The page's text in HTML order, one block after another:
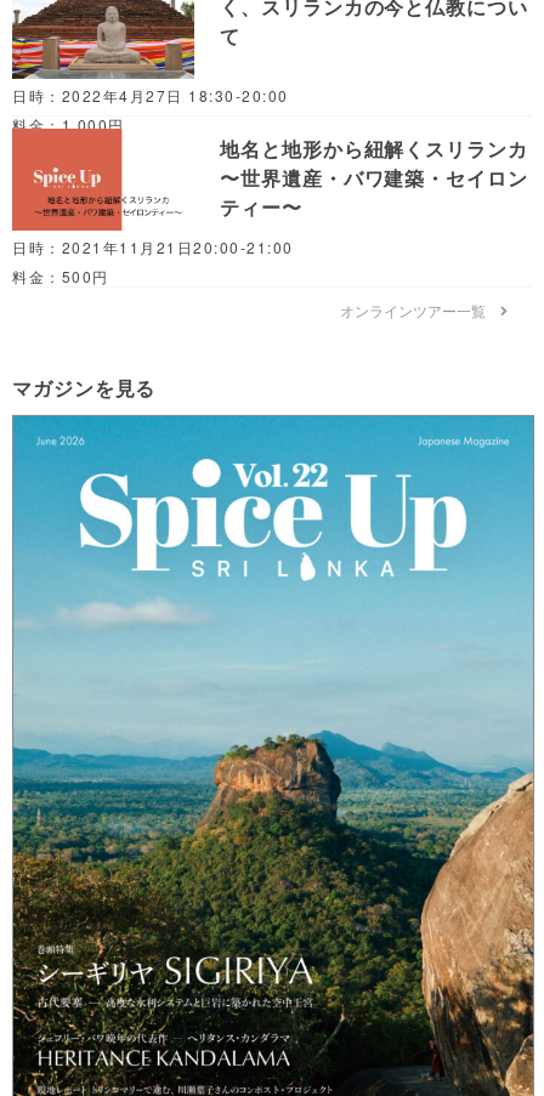
く、スリランカの今と仏教につい
て
日時：2022年4月27日 18:30-20:00
料金：1,000円
地名と地形から紐解くスリランカ
〜世界遺産・バワ建築・セイロン
ティー〜
日時：2021年11月21日20:00-21:00
料金：500円
オンラインツアー一覧
マガジンを見る